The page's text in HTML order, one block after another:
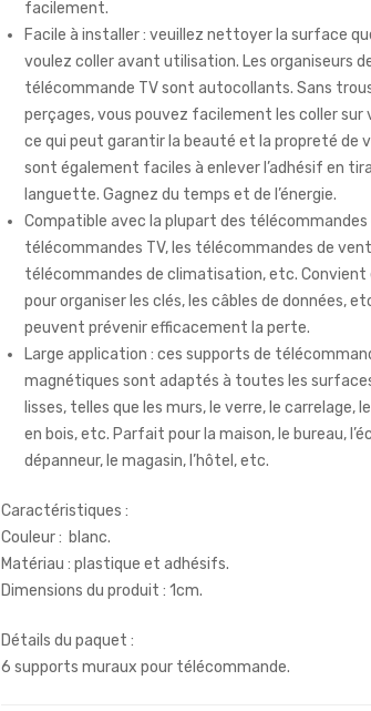
facilement.
Facile à installer : veuillez nettoyer la surface
voulez coller avant utilisation. Les organiseurs
télécommande TV sont autocollants. Sans
perçages, vous pouvez facilement les coller sur
ce qui peut garantir la beauté et la propreté de
sont également faciles à enlever l’adhésif en
languette. Gagnez du temps et de l’énergie.
Compatible avec la plupart des télécommandes
télécommandes TV, les télécommandes de
télécommandes de climatisation, etc. Convient
pour organiser les clés, les câbles de données,
peuvent prévenir efficacement la perte.
Large application : ces supports de
magnétiques sont adaptés à toutes les
lisses, telles que les murs, le verre, le carrelage,
en bois, etc. Parfait pour la maison, le bureau,
dépanneur, le magasin, l’hôtel, etc.
Caractéristiques :
Couleur : blanc.
Matériau : plastique et adhésifs.
Dimensions du produit : 1cm.
Détails du paquet :
6 supports muraux pour télécommande.